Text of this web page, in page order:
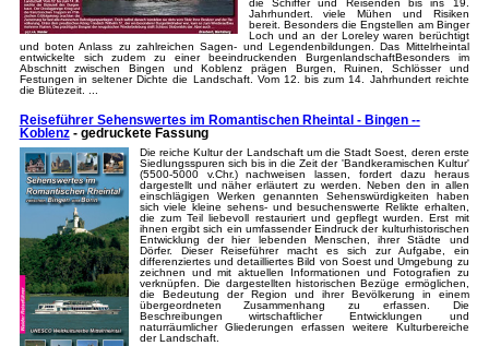
die Schiffer und Reisenden bis ins 19.
Jahrhundert. viele Mühen und Risiken
bereit. Besonders die Engstellen am Binger
Loch und an der Loreley waren berüchtigt
und boten Anlass zu zahlreichen Sagen- und Legendenbildungen. Das Mittelrheintal
entwickelte sich zudem zu einer beeindruckenden BurgenlandschaftBesonders im
Abschnitt zwischen Bingen und Koblenz prägen Burgen, Ruinen, Schlösser und
Festungen in seltener Dichte die Landschaft. Vom 12. bis zum 14. Jahrhundert reichte
die Blütezeit. ...
Reiseführer Sehenswertes im Romantischen Rheintal - Bingen --
Koblenz- gedruckete Fassung
Die reiche Kultur der Landschaft um die Stadt Soest, deren erste
Siedlungsspuren sich bis in die Zeit der 'Bandkeramischen Kultur'
(5500-5000 v.Chr.) nachweisen lassen, fordert dazu heraus
dargestellt und näher erläutert zu werden. Neben den in allen
einschlägigen Werken genannten Sehenswürdigkeiten haben
sich viele kleine sehens- und besuchenswerte Relikte erhalten,
die zum Teil liebevoll restauriert und gepflegt wurden. Erst mit
ihnen ergibt sich ein umfassender Eindruck der kulturhistorischen
Entwicklung der hier lebenden Menschen, ihrer Städte und
Dörfer. Dieser Reiseführer macht es sich zur Aufgabe, ein
differenziertes und detailliertes Bild von Soest und Umgebung zu
zeichnen und mit aktuellen Informationen und Fotografien zu
verknüpfen. Die dargestellten historischen Bezüge ermöglichen,
die Bedeutung der Region und ihrer Bevölkerung in einem
übergeordneten Zusammenhang zu erfassen. Die
Beschreibungen wirtschaftlicher Entwicklungen und
naturräumlicher Gliederungen erfassen weitere Kulturbereiche
der Landschaft.